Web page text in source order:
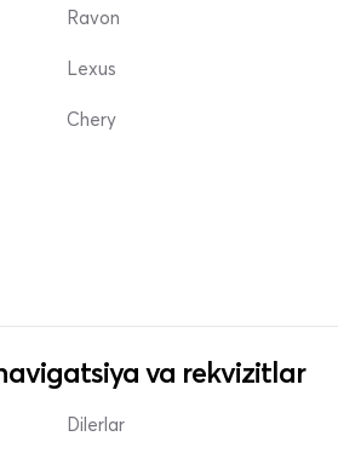
Ravon
Lexus
Chery
va rekvizitlar
Dilerlar